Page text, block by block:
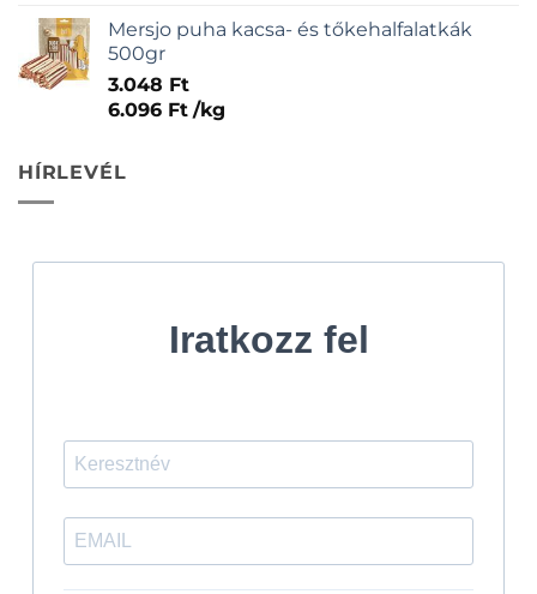
Mersjo puha kacsa- és tőkehalfalatkák
500gr
3.048 Ft
6.096 Ft /kg
HÍRLEVÉL
Iratkozz fel